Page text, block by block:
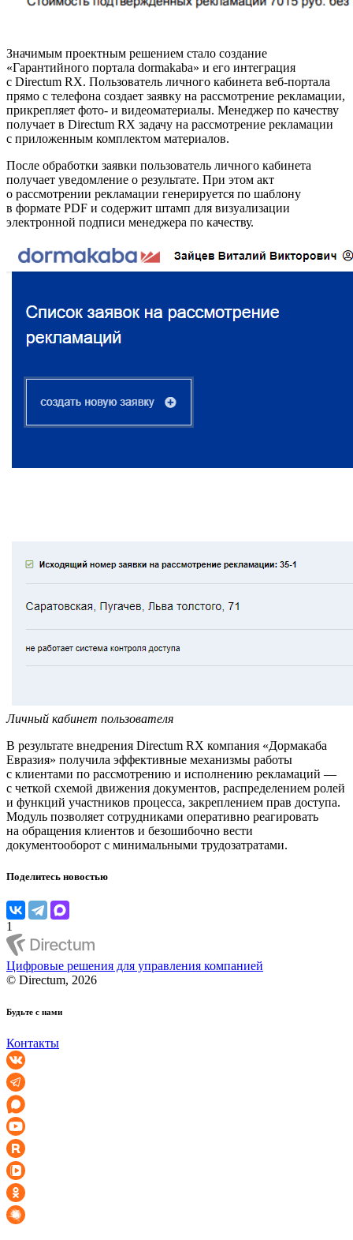
Значимым проектным решением стало создание
«Гарантийного портала dormakaba» и его интеграция
с Directum RX. Пользователь личного кабинета веб-портала
прямо с телефона создает заявку на рассмотрение рекламации,
прикрепляет фото- и видеоматериалы. Менеджер по качеству
получает в Directum RX задачу на рассмотрение рекламации
с приложенным комплектом материалов.
После обработки заявки пользователь личного кабинета
получает уведомление о результате. При этом акт
о рассмотрении рекламации генерируется по шаблону
в формате PDF и содержит штамп для визуализации
электронной подписи менеджера по качеству.
Личный кабинет пользователя
В результате внедрения Directum RX компания «Дормакаба
Евразия» получила эффективные механизмы работы
с клиентами по рассмотрению и исполнению рекламаций —
с четкой схемой движения документов, распределением ролей
и функций участников процесса, закреплением прав доступа.
Модуль позволяет сотрудниками оперативно реагировать
на обращения клиентов и безошибочно вести
документооборот с минимальными трудозатратами.
Поделитесь новостью
1
Цифровые решения для управления компанией
© Directum, 2026
Будьте с нами
Контакты